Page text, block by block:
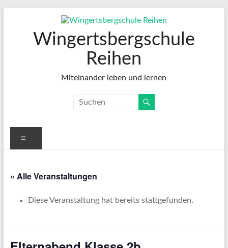
springenWingertsbergschule
Reihen
Miteinander leben und lernen
« Alle Veranstaltungen
Diese Veranstaltung hat bereits stattgefunden.